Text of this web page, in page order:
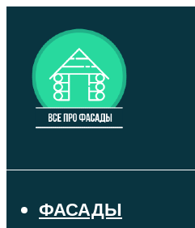
ФАСАДЫ